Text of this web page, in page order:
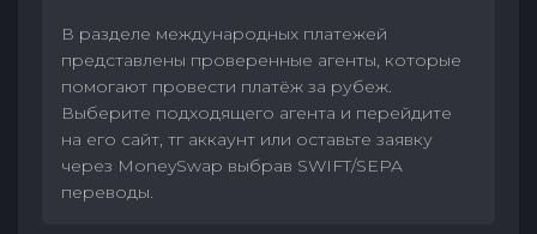
В разделе международных платежей
представлены проверенные агенты, которые
помогают провести платёж за рубеж.
Выберите подходящего агента и перейдите
на его сайт, тг аккаунт или оставьте заявку
через MoneySwap выбрав SWIFT/SEPA
переводы.